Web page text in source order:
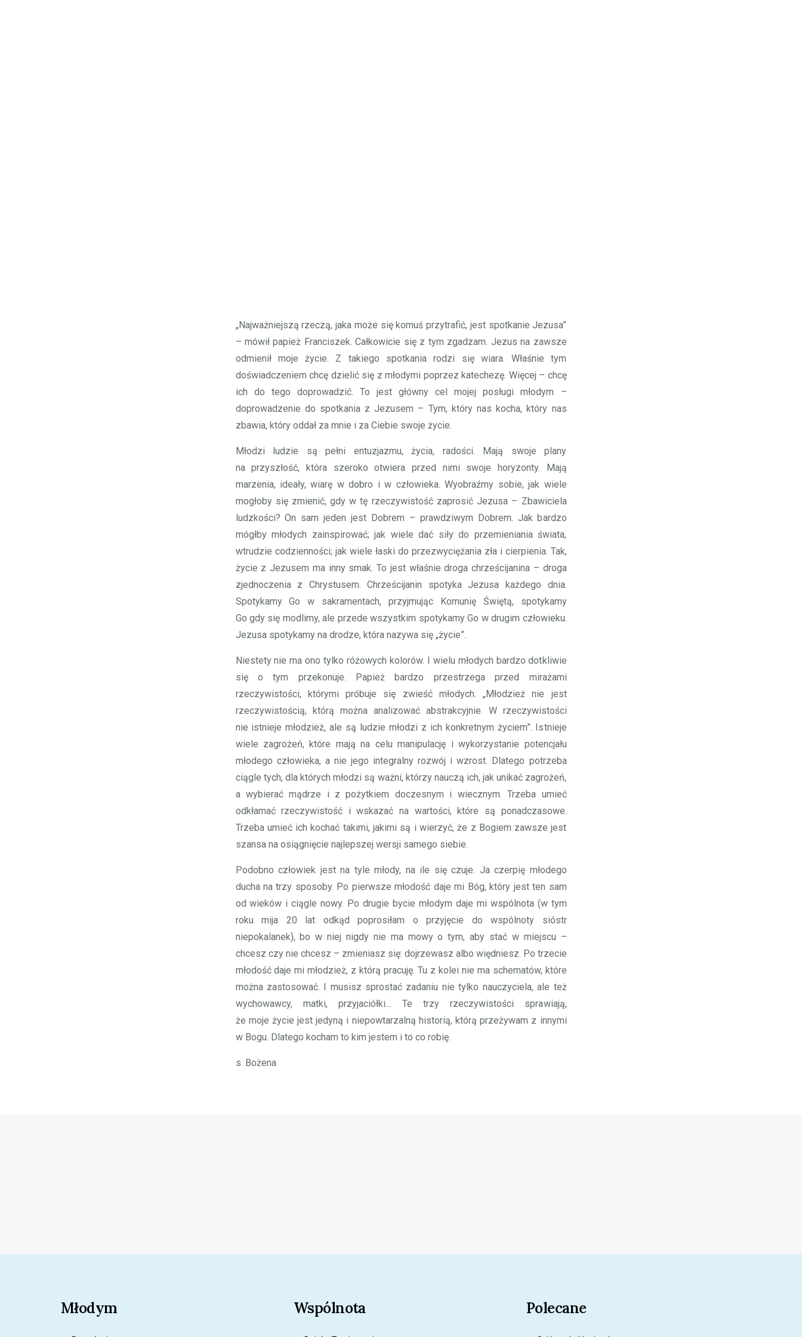
„Najważniejszą rzeczą, jaka może się komuś przytrafić, jest spotkanie Jezusa”
– mówił papież Franciszek. Całkowicie się z tym zgadzam. Jezus na zawsze
odmienił moje życie. Z takiego spotkania rodzi się wiara. Właśnie tym
doświadczeniem chcę dzielić się z młodymi poprzez katechezę. Więcej – chcę
ich do tego doprowadzić. To jest główny cel mojej posługi młodym –
doprowadzenie do spotkania z Jezusem – Tym, który nas kocha, który nas
zbawia, który oddał za mnie i za Ciebie swoje życie.
Młodzi ludzie są pełni entuzjazmu, życia, radości. Mają swoje plany
na przyszłość, która szeroko otwiera przed nimi swoje horyzonty. Mają
marzenia, ideały, wiarę w dobro i w człowieka. Wyobraźmy sobie, jak wiele
mogłoby się zmienić, gdy w tę rzeczywistość zaprosić Jezusa – Zbawiciela
ludzkości? On sam jeden jest Dobrem – prawdziwym Dobrem. Jak bardzo
mógłby młodych zainspirować; jak wiele dać siły do przemieniania świata,
wtrudzie codzienności; jak wiele łaski do przezwyciężania zła i cierpienia. Tak,
życie z Jezusem ma inny smak. To jest właśnie droga chrześcijanina – droga
zjednoczenia z Chrystusem. Chrześcijanin spotyka Jezusa każdego dnia.
Spotykamy Go w sakramentach, przyjmując Komunię Świętą, spotykamy
Go gdy się modlimy, ale przede wszystkim spotykamy Go w drugim człowieku.
Jezusa spotykamy na drodze, która nazywa się „życie”.
Niestety nie ma ono tylko różowych kolorów. I wielu młodych bardzo dotkliwie
się o tym przekonuje. Papież bardzo przestrzega przed mirażami
rzeczywistości, którymi próbuje się zwieść młodych. „Młodzież nie jest
rzeczywistością, którą można analizować abstrakcyjnie. W rzeczywistości
nie istnieje młodzież, ale są ludzie młodzi z ich konkretnym życiem”. Istnieje
wiele zagrożeń, które mają na celu manipulację i wykorzystanie potencjału
młodego człowieka, a nie jego integralny rozwój i wzrost. Dlatego potrzeba
ciągle tych, dla których młodzi są ważni, którzy nauczą ich, jak unikać zagrożeń,
a wybierać mądrze i z pożytkiem doczesnym i wiecznym. Trzeba umieć
odkłamać rzeczywistość i wskazać na wartości, które są ponadczasowe.
Trzeba umieć ich kochać takimi, jakimi są i wierzyć, że z Bogiem zawsze jest
szansa na osiągnięcie najlepszej wersji samego siebie.
Podobno człowiek jest na tyle młody, na ile się czuje. Ja czerpię młodego
ducha na trzy sposoby. Po pierwsze młodość daje mi Bóg, który jest ten sam
od wieków i ciągle nowy. Po drugie bycie młodym daje mi wspólnota (w tym
roku mija 20 lat odkąd poprosiłam o przyjęcie do wspólnoty sióstr
niepokalanek), bo w niej nigdy nie ma mowy o tym, aby stać w miejscu –
chcesz czy nie chcesz – zmieniasz się: dojrzewasz albo więdniesz. Po trzecie
młodość daje mi młodzież, z którą pracuję. Tu z kolei nie ma schematów, które
można zastosować. I musisz sprostać zadaniu nie tylko nauczyciela, ale też
wychowawcy, matki, przyjaciółki… Te trzy rzeczywistości sprawiają,
że moje życie jest jedyną i niepowtarzalną historią, którą przeżywam z innymi
w Bogu. Dlatego kocham to kim jestem i to co robię.
s. Bożena
Młodym Wspólnota Polecane